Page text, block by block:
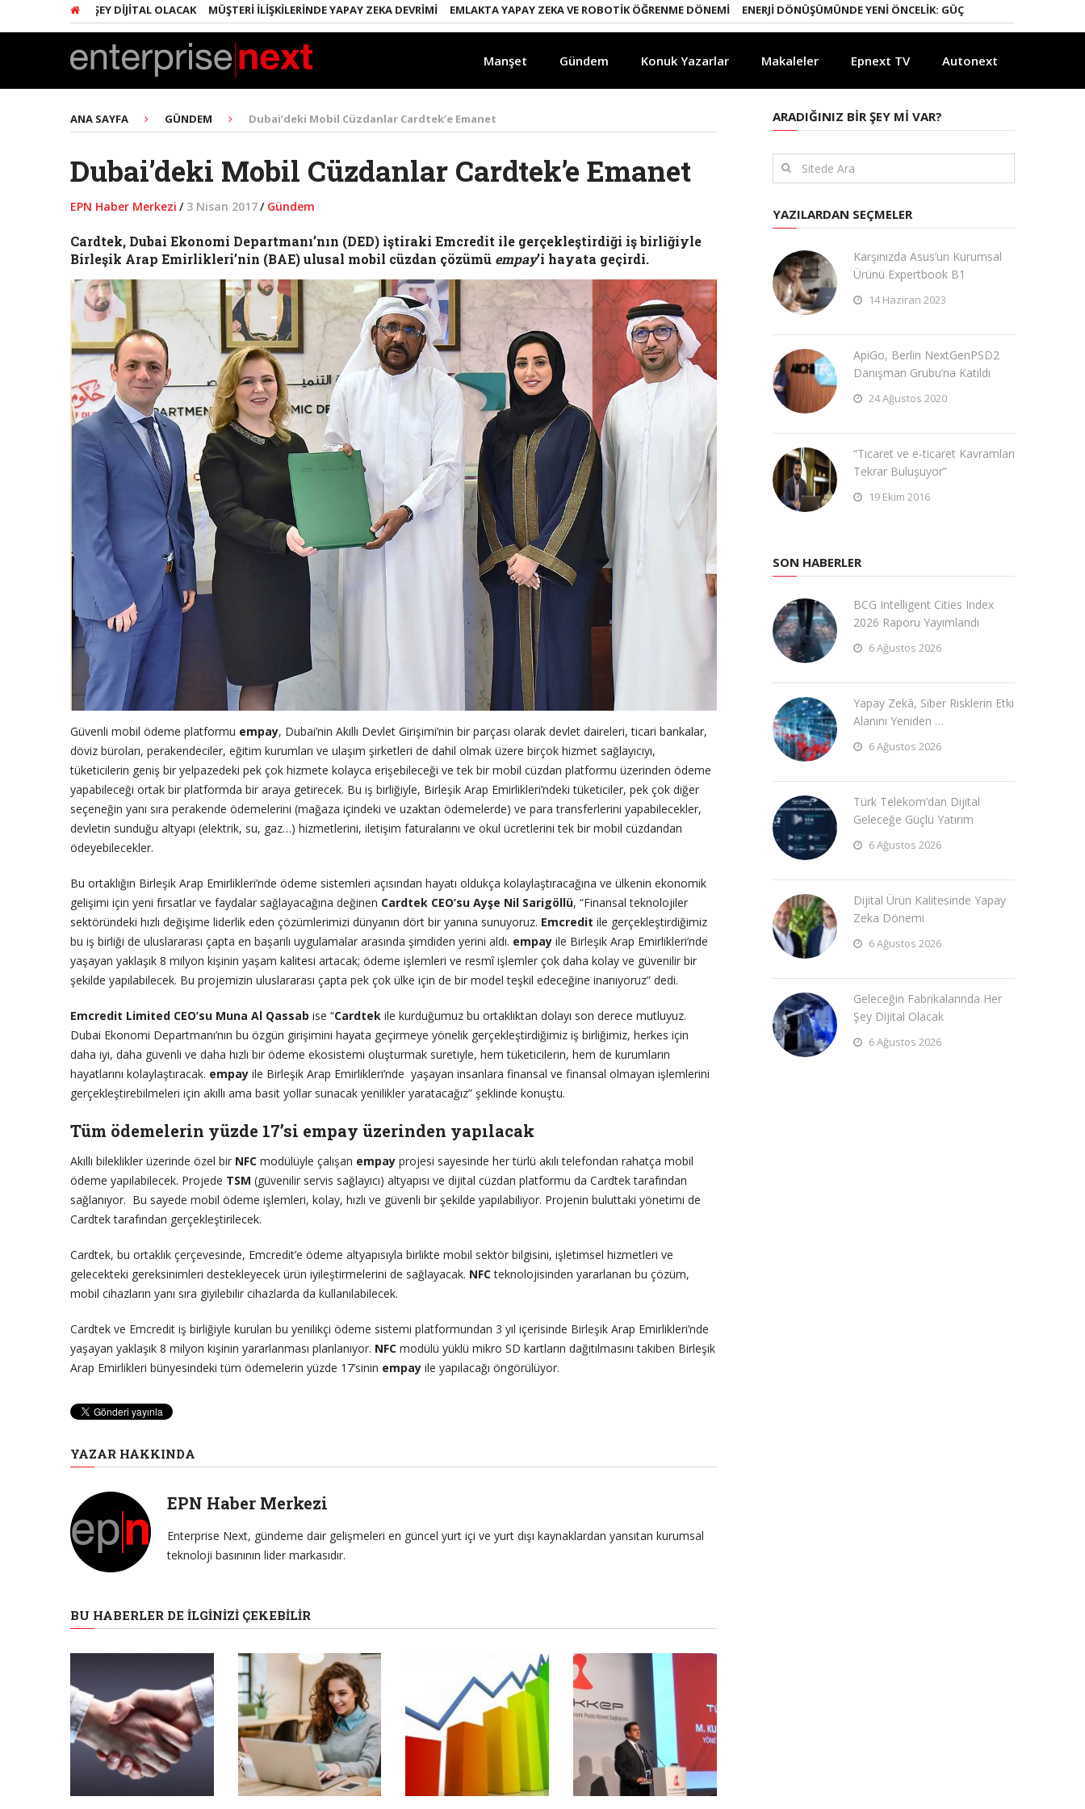
HER ŞEY DIJITAL OLACAK MÜŞTERI İLIŞKILERINDE YAPAY ZEKA DEVRIMI EMLAKTA YAPAY ZEKA VE ROBOTIK ÖĞRENME DÖNEMI ENERJI DÖNÜŞÜMÜNDE YENI ÖNCELIK: GÜÇLÜ ELEKTRIK ŞEBEKELERI
Manşet Gündem Konuk Yazarlar Makaleler Epnext TV Autonext
ANA SAYFA GÜNDEM Dubai’deki Mobil Cüzdanlar Cardtek’e Emanet
Dubai’deki Mobil Cüzdanlar Cardtek’e Emanet
EPN Haber Merkezi / 3 Nisan 2017/ Gündem
Cardtek, Dubai Ekonomi Departmanı’nın (DED) iştiraki Emcredit ile gerçekleştirdiği iş birliğiyle
Birleşik Arap Emirlikleri’nin (BAE) ulusal mobil cüzdan çözümü empay’i hayata geçirdi.
Güvenli mobil ödeme platformu empay, Dubai’nin Akıllı Devlet Girişimi’nin bir parçası olarak devlet daireleri, ticari bankalar,
döviz büroları, perakendeciler, eğitim kurumları ve ulaşım şirketleri de dahil olmak üzere birçok hizmet sağlayıcıyı,
tüketicilerin geniş bir yelpazedeki pek çok hizmete kolayca erişebileceği ve tek bir mobil cüzdan platformu üzerinden ödeme
yapabileceği ortak bir platformda bir araya getirecek. Bu iş birliğiyle, Birleşik Arap Emirlikleri’ndeki tüketiciler, pek çok diğer
seçeneğin yanı sıra perakende ödemelerini (mağaza içindeki ve uzaktan ödemelerde) ve para transferlerini yapabilecekler,
devletin sunduğu altyapı (elektrik, su, gaz…) hizmetlerini, iletişim faturalarını ve okul ücretlerini tek bir mobil cüzdandan
ödeyebilecekler.
Bu ortaklığın Birleşik Arap Emirlikleri’nde ödeme sistemleri açısından hayatı oldukça kolaylaştıracağına ve ülkenin ekonomik
gelişimi için yeni fırsatlar ve faydalar sağlayacağına değinen Cardtek CEO’su Ayşe Nil Sarigöllü, “Finansal teknolojiler
sektöründeki hızlı değişime liderlik eden çözümlerimizi dünyanın dört bir yanına sunuyoruz. Emcredit ile gerçekleştirdiğimiz
bu iş birliği de uluslararası çapta en başarılı uygulamalar arasında şimdiden yerini aldı. empay ile Birleşik Arap Emirlikleri’nde
yaşayan yaklaşık 8 milyon kişinin yaşam kalitesi artacak; ödeme işlemleri ve resmî işlemler çok daha kolay ve güvenilir bir
şekilde yapılabilecek. Bu projemizin uluslararası çapta pek çok ülke için de bir model teşkil edeceğine inanıyoruz” dedi.
Emcredit Limited CEO’su Muna Al Qassab ise “Cardtek ile kurduğumuz bu ortaklıktan dolayı son derece mutluyuz.
Dubai Ekonomi Departmanı’nın bu özgün girişimini hayata geçirmeye yönelik gerçekleştirdiğimiz iş birliğimiz, herkes için
daha iyi, daha güvenli ve daha hızlı bir ödeme ekosistemi oluşturmak suretiyle, hem tüketicilerin, hem de kurumların
hayatlarını kolaylaştıracak. empay ile Birleşik Arap Emirlikleri’nde yaşayan insanlara finansal ve finansal olmayan işlemlerini
gerçekleştirebilmeleri için akıllı ama basit yollar sunacak yenilikler yaratacağız” şeklinde konuştu.
Tüm ödemelerin yüzde 17’si empay üzerinden yapılacak
Akıllı bileklikler üzerinde özel bir NFC modülüyle çalışan empay projesi sayesinde her türlü akılı telefondan rahatça mobil
ödeme yapılabilecek. Projede TSM (güvenilir servis sağlayıcı) altyapısı ve dijital cüzdan platformu da Cardtek tarafından
sağlanıyor. Bu sayede mobil ödeme işlemleri, kolay, hızlı ve güvenli bir şekilde yapılabiliyor. Projenin buluttaki yönetimi de
Cardtek tarafından gerçekleştirilecek.
Cardtek, bu ortaklık çerçevesinde, Emcredit’e ödeme altyapısıyla birlikte mobil sektör bilgisini, işletimsel hizmetleri ve
gelecekteki gereksinimleri destekleyecek ürün iyileştirmelerini de sağlayacak. NFCteknolojisinden yararlanan bu çözüm,
mobil cihazların yanı sıra giyilebilir cihazlarda da kullanılabilecek.
Cardtek ve Emcredit iş birliğiyle kurulan bu yenilikçi ödeme sistemi platformundan 3 yıl içerisinde Birleşik Arap Emirlikleri’nde
yaşayan yaklaşık 8 milyon kişinin yararlanması planlanıyor. NFC modülü yüklü mikro SD kartların dağıtılmasını takiben Birleşik
Arap Emirlikleri bünyesindeki tüm ödemelerin yüzde 17’sinin empay ile yapılacağı öngörülüyor.
YAZAR HAKKINDA
EPN Haber Merkezi
Enterprise Next, gündeme dair gelişmeleri en güncel yurt içi ve yurt dışı kaynaklardan yansıtan kurumsal
teknoloji basınının lider markasıdır.
BU HABERLER DE İLGINIZI ÇEKEBILIR
ARADIĞINIZ BIR ŞEY MI VAR?
YAZILARDAN SEÇMELER
Karşınızda Asus’un Kurumsal
Ürünü Expertbook B1
14 Haziran 2023
ApiGo, Berlin NextGenPSD2
Danışman Grubu’na Katıldı
24 Ağustos 2020
“Ticaret ve e-ticaret Kavramları
Tekrar Buluşuyor”
19 Ekim 2016
SON HABERLER
BCG Intelligent Cities Index
2026 Raporu Yayımlandı
6 Ağustos 2026
Yapay Zekâ, Siber Risklerin Etki
Alanını Yeniden …
6 Ağustos 2026
Türk Telekom’dan Dijital
Geleceğe Güçlü Yatırım
6 Ağustos 2026
Dijital Ürün Kalitesinde Yapay
Zeka Dönemi
6 Ağustos 2026
Geleceğin Fabrikalarında Her
Şey Dijital Olacak
6 Ağustos 2026